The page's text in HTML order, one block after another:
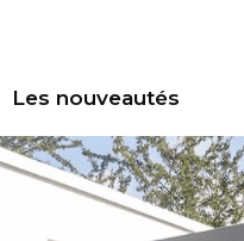
Les nouveautés